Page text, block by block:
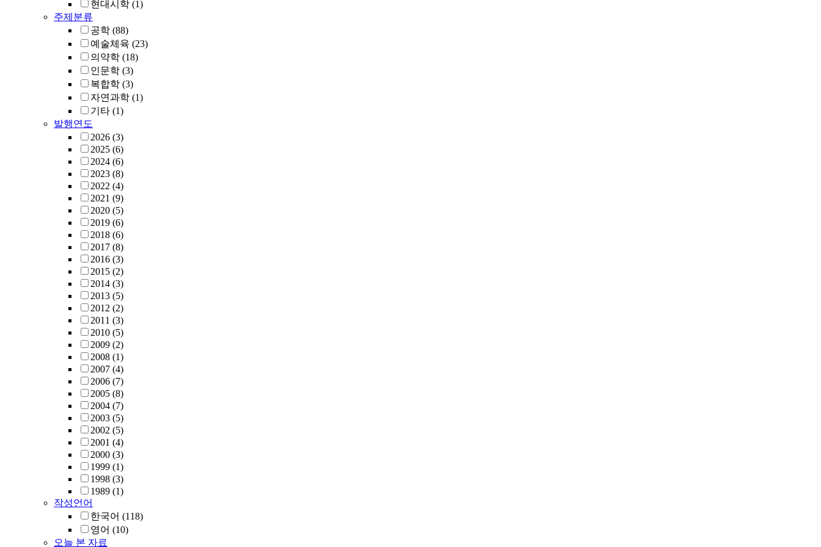
현대시학 (1)
주제분류
공학 (88)
예술체육 (23)
의약학 (18)
인문학 (3)
복합학 (3)
자연과학 (1)
기타 (1)
발행연도
2026 (3)
2025 (6)
2024 (6)
2023 (8)
2022 (4)
2021 (9)
2020 (5)
2019 (6)
2018 (6)
2017 (8)
2016 (3)
2015 (2)
2014 (3)
2013 (5)
2012 (2)
2011 (3)
2010 (5)
2009 (2)
2008 (1)
2007 (4)
2006 (7)
2005 (8)
2004 (7)
2003 (5)
2002 (5)
2001 (4)
2000 (3)
1999 (1)
1998 (3)
1989 (1)
작성언어
한국어 (118)
영어 (10)
오늘 본 자료